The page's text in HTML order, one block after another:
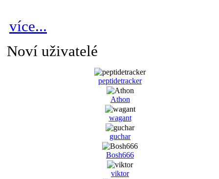
více...
Noví uživatelé
peptidetracker
Athon
wagant
guchar
Bosh666
viktor